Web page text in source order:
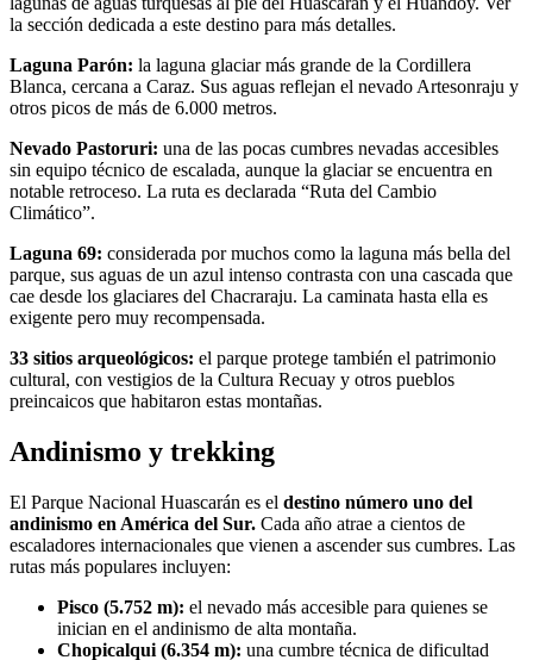
la sección dedicada a este destino para más detalles.
Laguna Parón: la laguna glaciar más grande de la Cordillera
Blanca, cercana a Caraz. Sus aguas reflejan el nevado Artesonraju y
otros picos de más de 6.000 metros.
Nevado Pastoruri: una de las pocas cumbres nevadas accesibles
sin equipo técnico de escalada, aunque la glaciar se encuentra en
notable retroceso. La ruta es declarada “Ruta del Cambio
Climático”.
Laguna 69: considerada por muchos como la laguna más bella del
parque, sus aguas de un azul intenso contrasta con una cascada que
cae desde los glaciares del Chacraraju. La caminata hasta ella es
exigente pero muy recompensada.
33 sitios arqueológicos: el parque protege también el patrimonio
cultural, con vestigios de la Cultura Recuay y otros pueblos
preincaicos que habitaron estas montañas.
Andinismo y trekking
El Parque Nacional Huascarán es el destino número uno del
andinismo en América del Sur. Cada año atrae a cientos de
escaladores internacionales que vienen a ascender sus cumbres. Las
rutas más populares incluyen:
Pisco (5.752 m): el nevado más accesible para quienes se
inician en el andinismo de alta montaña.
Chopicalqui (6.354 m): una cumbre técnica de dificultad